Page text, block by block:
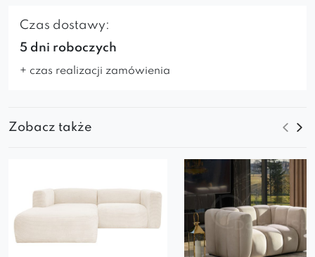
Czas dostawy:
5 dni roboczych
+ czas realizacji zamówienia
Zobacz także